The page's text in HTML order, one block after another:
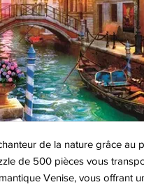
de la nature grâce au
de 500 pièces vous
Venise, vous offrant